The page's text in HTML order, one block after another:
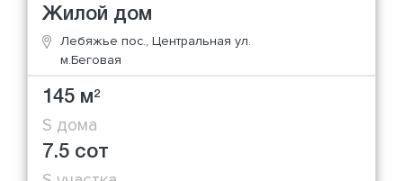
Жилой дом
Лебяжье пос., Центральная ул.
м.Беговая
145 м2
S дома
7.5 сот